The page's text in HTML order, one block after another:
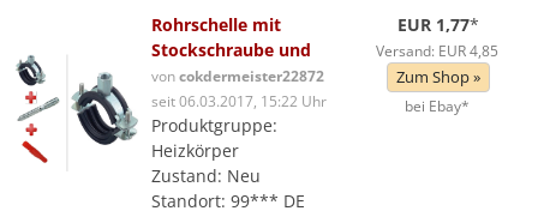
Rohrschelle mit
Stockschraube und
voncokdermeister22872
seit 06.03.2017, 15:22 Uhr
Produktgruppe:
Heizkörper
Zustand: Neu
Standort: 99*** DE
EUR 1,77*
Versand: EUR 4,85
Zum Shop »
bei Ebay*